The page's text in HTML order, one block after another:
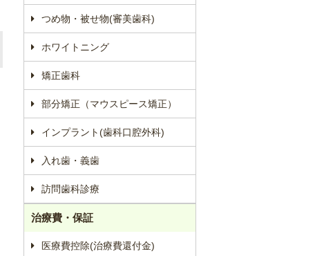
つめ物・被せ物(審美歯科)
ホワイトニング
矯正歯科
部分矯正（マウスピース矯正）
インプラント(歯科口腔外科)
入れ歯・義歯
訪問歯科診療
治療費・保証
医療費控除(治療費還付金)